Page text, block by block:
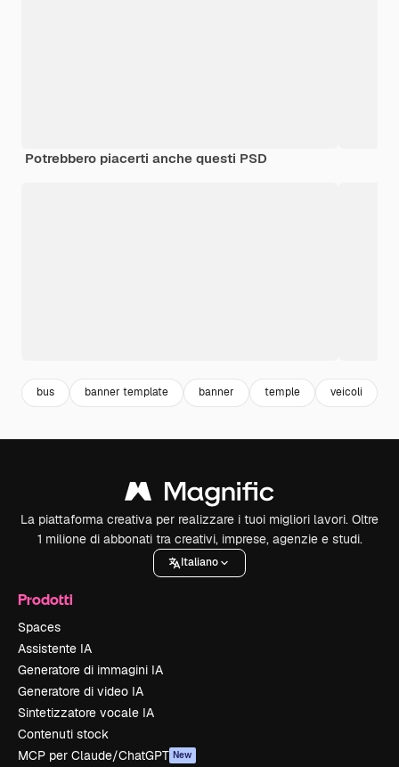
Potrebbero piacerti anche questi PSD
bus banner template banner temple veicoli
La piattaforma creativa per realizzare i tuoi migliori lavori. Oltre
1 milione di abbonati tra creativi, imprese, agenzie e studi.
Italiano
Prodotti
Spaces
Assistente IA
Generatore di immagini IA
Generatore di video IA
Sintetizzatore vocale IA
Contenuti stock
MCP per Claude/ChatGPT New